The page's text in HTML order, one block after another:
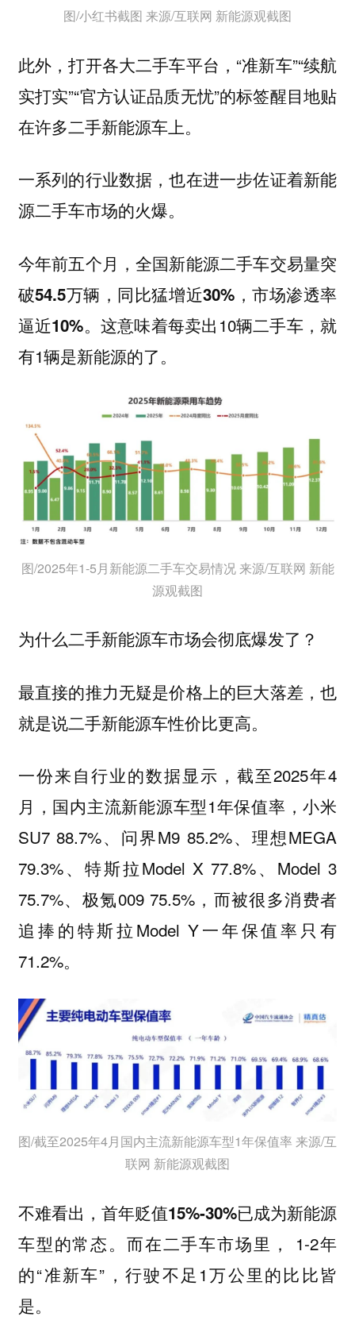
图/小红书截图 来源/互联网 新能源观截图
此外，打开各大二手车平台，“准新车”“续航
实打实”“官方认证品质无忧”的标签醒目地贴
在许多二手新能源车上。
一系列的行业数据，也在进一步佐证着新能
源二手车市场的火爆。
今年前五个月，全国新能源二手车交易量突
破54.5万辆，同比猛增近30%，市场渗透率
逼近10%。 这意味着每卖出10辆二手车，就
有1辆是新能源的了。
图/2025年1-5月新能源二手车交易情况 来源/互联网 新能
源观截图
为什么二手新能源车市场会彻底爆发了？
最直接的推力无疑是价格上的巨大落差，也
就是说二手新能源车性价比更高。
一份来自行业的数据显示，截至2025年4
月，国内主流新能源车型1年保值率，小米
SU7 88.7%、问界M9 85.2%、理想MEGA
79.3%、特斯拉Model X 77.8%、Model 3
75.7%、极氪009 75.5%，而被很多消费者
追捧的特斯拉Model Y一年保值率只有
71.2%。
图/截至2025年4月国内主流新能源车型1年保值率 来源/互
联网 新能源观截图
不难看出， 首年贬值15%-30%已成为新能源
车型的常态。 而在二手车市场里， 1-2年
的“准新车”，行驶不足1万公里的比比皆
是。